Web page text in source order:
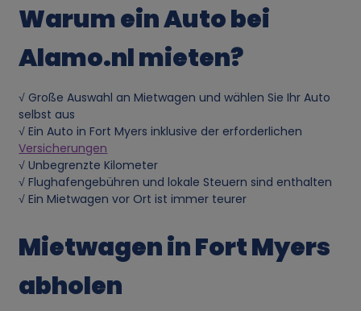
Warum ein Auto bei
Alamo.nl mieten?
√ Große Auswahl an Mietwagen und wählen Sie Ihr Auto
selbst aus
√ Ein Auto in Fort Myers inklusive der erforderlichen
Versicherungen
√ Unbegrenzte Kilometer
√ Flughafengebühren und lokale Steuern sind enthalten
√ Ein Mietwagen vor Ort ist immer teurer
Mietwagen in Fort Myers
abholen
n
d
u
n
g
v
o
n